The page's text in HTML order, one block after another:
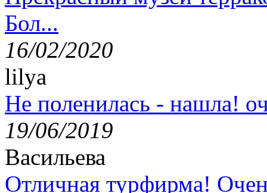
Бол...
16/02/2020
lilya
Не поленилась - нашла!
19/06/2019
Васильева
Отличная турфирма!